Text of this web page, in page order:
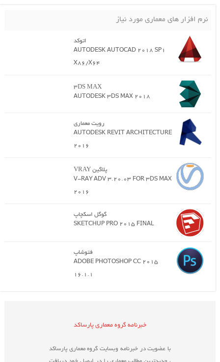
نرم افزار های معماری مورد نیاز
اتوکد
AUTODESK AUTOCAD 2018 SP1
X86/X64
3DS MAX
AUTODESK 3DS MAX 2018
رویت معماری
AUTODESK REVIT ARCHITECTURE
2016
پلاگین VRAY
V-RAY ADV 3.20.03 FOR 3DS MAX
2016
گوگل اسکچاپ
SKETCHUP PRO 2015 FINAL
فتوشاپ
ADOBE PHOTOSHOP CC 2015
16.1.1
خبرنامه گروه معماری پارساکد
با عضویت در خبرنامه وبسایت گروه معماری پارساکد